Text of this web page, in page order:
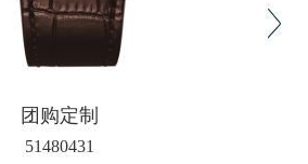
团购定制
51480431